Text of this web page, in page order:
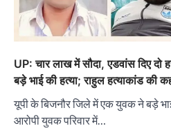
UP: चार लाख में सौदा, एडवांस दिए दो
बड़े भाई की हत्या; राहुल हत्याकांड की
यूपी के बिजनौर जिले में एक युवक ने बड़े
आरोपी युवक परिवार में…